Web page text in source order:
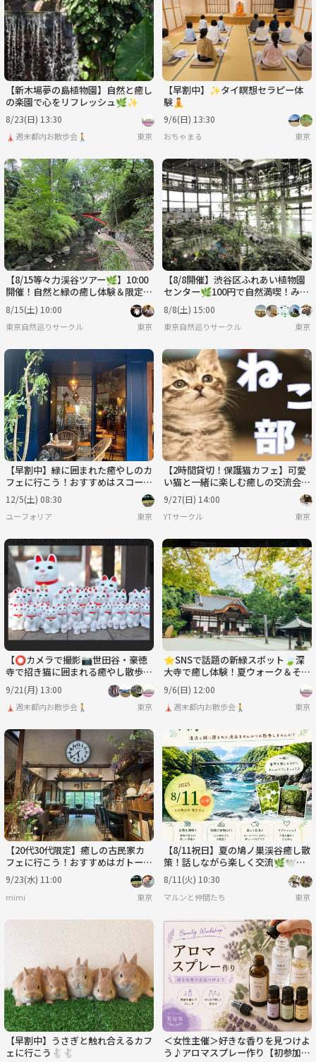
【新木場夢の島植物園】自然と癒し
の楽園で心をリフレッシュ🌿✨
8/23(日) 13:30
🗼週末都内お散歩会🚶 東京
【早割中】✨タイ瞑想セラピー体
験🧘
9/6(日) 13:30
おちゃまる 東京
【8/15等々力渓谷ツアー🌿】10:00
開催！自然と緑の癒し体験＆限定少
人数ゆったり散策☀️
8/15(土) 10:00
東京自然巡りサークル 東京
【8/8開催】渋谷区ふれあい植物園
センター🌿100円で自然満喫！みん
なで楽しむ夏限定・緑の癒やし体験
✨
8/8(土) 15:00
東京自然巡りサークル 東京
【早割中】緑に囲まれた癒やしのカ
フェに行こう！おすすめはスコーン
です🌸🌸
12/5(土) 08:30
ユーフォリア 東京
【2時間貸切！保護猫カフェ】可愛
い猫と一緒に楽しむ癒しの交流会
✨ 猫のおやつタイムあり！【ドリ
ンク付】
9/27(日) 14:00
YTサークル 東京
【⭕️カメラで撮影📷世田谷・豪徳
寺で招き猫に囲まれる癒やし散歩と
商店街食べ歩き🍡🐾
9/21(月) 13:00
🗼週末都内お散歩会🚶 東京
⭐️SNSで話題の新緑スポット🍃深
大寺で癒し体験！夏ウォーク＆そば
イベント
9/6(日) 12:00
🗼週末都内お散歩会🚶 東京
【20代30代限定】癒しの古民家カ
フェに行こう！おすすめはガトーシ
ョコラです😽😽
9/23(水) 11:00
mimi 東京
【8/11祝日】夏の鳩ノ巣渓谷癒し散
策！話しながら楽しく交流🌿🕊️新
規大歓迎✨
8/11(火) 10:30
マルンと仲間たち 東京
【早割中】うさぎと触れ合えるカフ
ェに行こう🐇🐇
＜女性主催＞好きな香りを見つけよ
う♪アロマスプレー作り【初参加・